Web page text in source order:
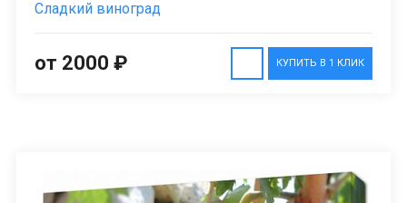
Сладкий виноград
КУПИТЬ В 1 КЛИК
от 2000 ₽